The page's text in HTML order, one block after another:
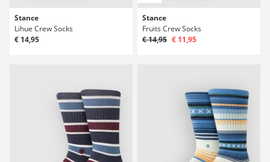
Stance
Lihue Crew Socks
€ 14,95
Stance
Fruits Crew Socks
€ 14,95 € 11,95